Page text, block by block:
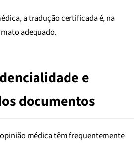
a tradução certificada é, na
adequado.
e
documentos
médica têm frequentemente